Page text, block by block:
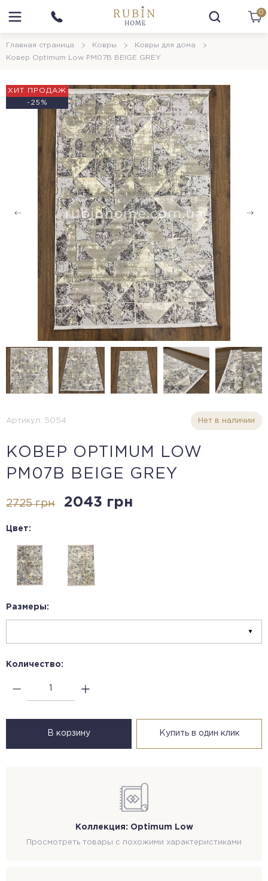
0
Главная страница Ковры
Ковры для дома
Ковер Optimum Low PM07B BEIGE GREY
ХИТ ПРОДАЖ
-25%
Артикул: 5054 Нет в наличии
КОВЕР OPTIMUM LOW
PM07B BEIGE GREY
2725 грн 2043 грн
Цвет:
Размеры:
Количество:
В корзину Купить в один клик
Коллекция: Optimum Low
Просмотреть товары с похожими характеристиками